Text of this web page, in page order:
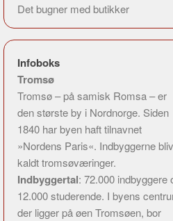
Det bugner med butikker
Infoboks
Tromsø
Tromsø – på samisk Romsa – er
den største by i Nordnorge. Siden
1840 har byen haft tilnavnet
»Nordens Paris«. Indbyggerne
kaldt tromsøværinger.
Indbyggertal: 72.000 indbyggere
12.000 studerende. I byens
der ligger på øen Tromsøen, bor